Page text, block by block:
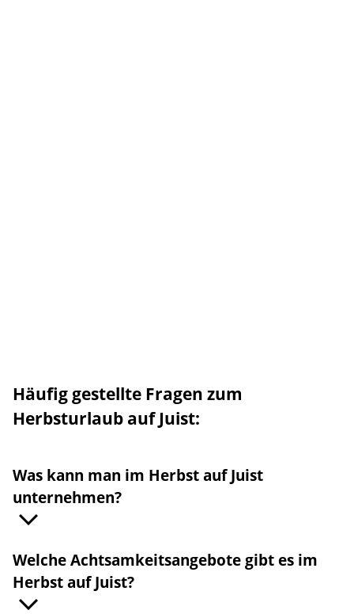
Häufig gestellte Fragen zum
Herbsturlaub auf Juist:
Was kann man im Herbst auf Juist
unternehmen?
Welche Achtsamkeitsangebote gibt es im
Herbst auf Juist?